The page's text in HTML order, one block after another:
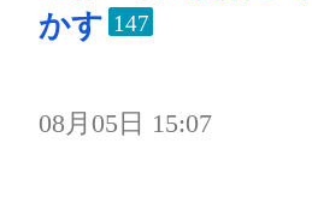
かす 147
08月05日 15:07